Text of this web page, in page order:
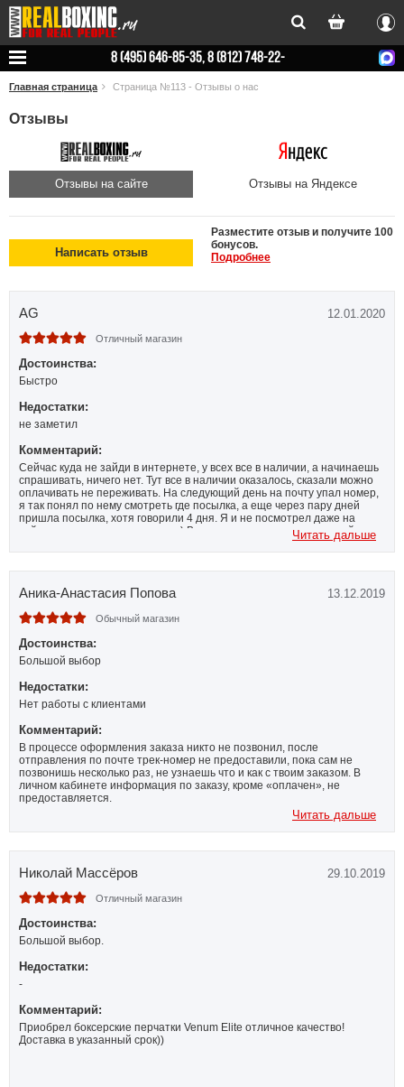
Вход
8 (495) 646-85-35, 8 (812) 748-22-
78
Главная страница Страница №113 - Отзывы о нас
Отзывы
Отзывы на сайте Отзывы на Яндексе
Написать отзыв
Разместите отзыв и получите 100
бонусов.
Подробнее
AG 12.01.2020
Отличный магазин
Достоинства:
Быстро
Недостатки:
не заметил
Комментарий:
Сейчас куда не зайди в интернете, у всех все в наличии, а начинаешь
спрашивать, ничего нет. Тут все в наличии оказалось, сказали можно
оплачивать не переживать. На следующий день на почту упал номер,
я так понял по нему смотреть где посылка, а еще через пару дней
пришла посылка, хотя говорили 4 дня. Я и не посмотрел даже на
сайте, куда этот номер писать :) Все упаковано, товар тот, целый и
Читать дальше
Аника-Анастасия Попова 13.12.2019
Обычный магазин
Достоинства:
Большой выбор
Недостатки:
Нет работы с клиентами
Комментарий:
В процессе оформления заказа никто не позвонил, после
отправления по почте трек-номер не предоставили, пока сам не
позвонишь несколько раз, не узнаешь что и как с твоим заказом. В
личном кабинете информация по заказу, кроме «оплачен», не
предоставляется.
Читать дальше
Николай Массёров 29.10.2019
Отличный магазин
Достоинства:
Большой выбор.
Недостатки:
-
Комментарий:
Приобрел боксерские перчатки Venum Elite отличное качество!
Доставка в указанный срок))